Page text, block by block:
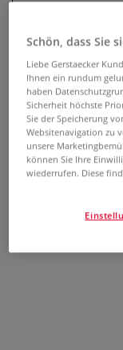
Lavinia
Der transparente
um mit Hilfe eines
Einladungen,
Schön, dass Sie
Liebe Gerstaecker
Ihnen ein rundum
haben
Sicherheit höchste
Sie der Speicherung
Websitenavigation zu
unsere
können Sie Ihre
wiederrufen. Diese